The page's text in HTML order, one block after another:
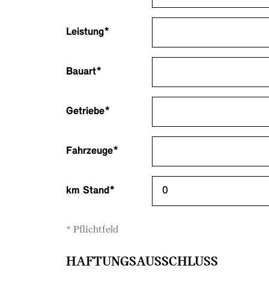
Leistung*
Bauart*
Getriebe*
Fahrzeuge*
km Stand*
* Pflichtfeld
HAFTUNGSAUSSCHLUSS